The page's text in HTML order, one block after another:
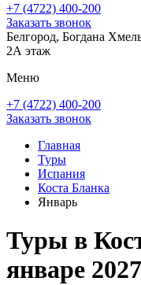
+7 (4722) 400-200
Заказать звонок
Белгород, Богдана
2А этаж
Меню
+7 (4722) 400-200
Заказать звонок
Главная
Туры
Испания
Коста Бланка
Январь
Туры в
январе 2027